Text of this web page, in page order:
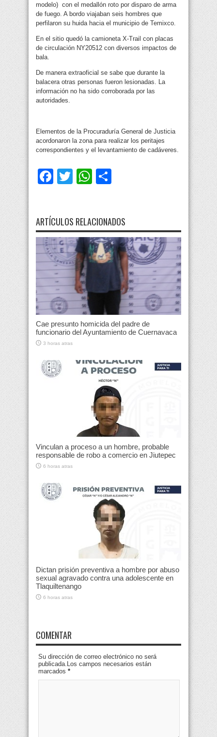
modelo) con el medallón roto por disparo de arma
de fuego. A bordo viajaban seis hombres que
perfilaron su huida hacia el municipio de Temixco.
En el sitio quedó la camioneta X-Trail con placas
de circulación NY20512 con diversos impactos de
bala.
De manera extraoficial se sabe que durante la
balacera otras personas fueron lesionadas. La
información no ha sido corroborada por las
autoridades.
Elementos de la Procuraduría General de Justicia
acordonaron la zona para realizar los peritajes
correspondientes y el levantamiento de cadáveres.
Facebook
TwitterWhatsApp
ARTÍCULOS RELACIONADOS
Cae presunto homicida del padre de
funcionario del Ayuntamiento de Cuernavaca
3 horas atras
Vinculan a proceso a un hombre, probable
responsable de robo a comercio en Jiutepec
6 horas atras
Dictan prisión preventiva a hombre por abuso
sexual agravado contra una adolescente en
Tlaquiltenango
6 horas atras
COMENTAR
Su dirección de correo electrónico no será
publicada.Los campos necesarios están
marcados *